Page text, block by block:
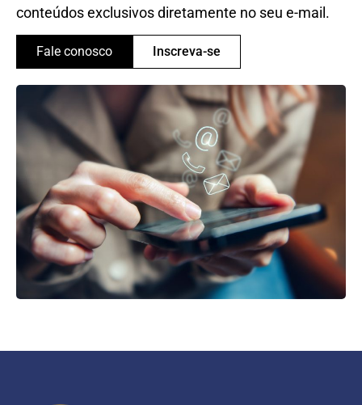
conteúdos exclusivos diretamente no seu e-mail.
Fale conosco Inscreva-se